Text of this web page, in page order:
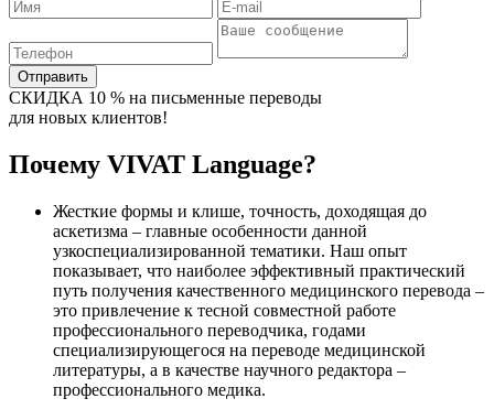
Отправить
СКИДКА 10 % на письменные переводы
для новых клиентов!
Почему VIVAT Language?
Жесткие формы и клише, точность, доходящая до
аскетизма – главные особенности данной
узкоспециализированной тематики. Наш опыт
показывает, что наиболее эффективный практический
путь получения качественного медицинского перевода –
это привлечение к тесной совместной работе
профессионального переводчика, годами
специализирующегося на переводе медицинской
литературы, а в качестве научного редактора –
профессионального медика.